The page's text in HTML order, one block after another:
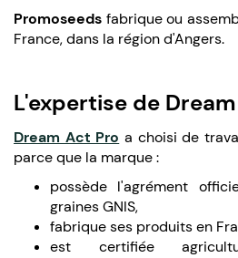
Promoseeds fabrique ou
France, dans la région d'Angers.
L'expertise de
Dream Act Pro a choisi de
parce que la marque :
possède l'agrément
graines GNIS,
fabrique ses produits en
est certifiée